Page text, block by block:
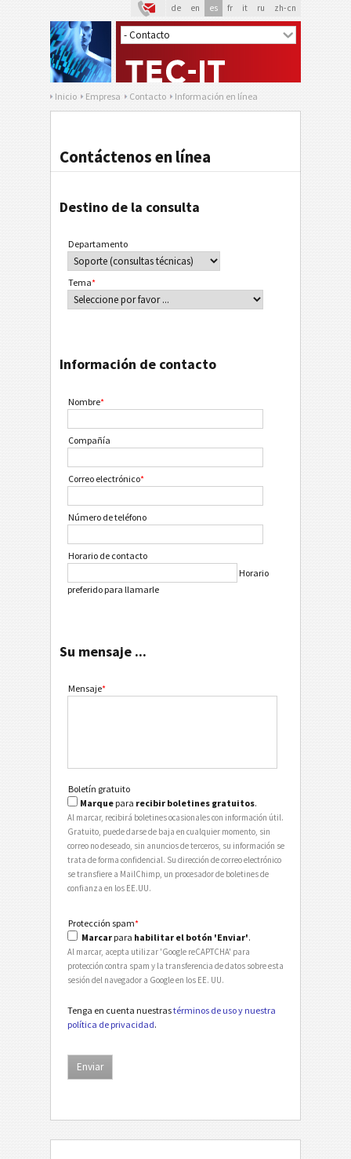
de en es fr it ru zh-cn
Inicio Empresa Contacto Información en línea
Contáctenos en línea
Destino de la consulta
Departamento
Tema*
Información de contacto
Nombre*
Compañía
Correo electrónico*
Número de teléfono
Horario de contacto
Horario
preferido para llamarle
Su mensaje ...
Mensaje*
Boletín gratuito
Marque para recibir boletines gratuitos.
Al marcar, recibirá boletines ocasionales con información útil.
Gratuito, puede darse de baja en cualquier momento, sin
correo no deseado, sin anuncios de terceros, su información se
trata de forma confidencial. Su dirección de correo electrónico
se transfiere a MailChimp, un procesador de boletines de
confianza en los EE.UU.
Protección spam*
Marcar para habilitar el botón 'Enviar'.
Al marcar, acepta utilizar 'Google reCAPTCHA' para
protección contra spam y la transferencia de datos sobre esta
sesión del navegador a Google en los EE. UU.
Tenga en cuenta nuestrastérminos de uso y nuestra
política de privacidad.